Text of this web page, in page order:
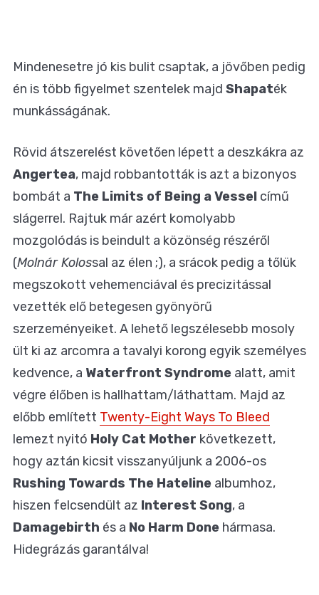
Mindenesetre jó kis bulit csaptak, a jövőben pedig
én is több figyelmet szentelek majd Shapaték
munkásságának.
Rövid átszerelést követően lépett a deszkákra az
Angertea, majd robbantották is azt a bizonyos
bombát a The Limits of Being a Vessel című
slágerrel. Rajtuk már azért komolyabb
mozgolódás is beindult a közönség részéről
(Molnár Kolossal az élen ;), a srácok pedig a tőlük
megszokott vehemenciával és precizitással
vezették elő betegesen gyönyörű
szerzeményeiket. A lehető legszélesebb mosoly
ült ki az arcomra a tavalyi korong egyik személyes
kedvence, a Waterfront Syndrome alatt, amit
végre élőben is hallhattam/láthattam. Majd az
előbb említett Twenty-Eight Ways To Bleed
lemezt nyitó Holy Cat Mother következett,
hogy aztán kicsit visszanyúljunk a 2006-os
Rushing Towards The Hateline albumhoz,
hiszen felcsendült az Interest Song, a
Damagebirth és a No Harm Done hármasa.
Hidegrázás garantálva!